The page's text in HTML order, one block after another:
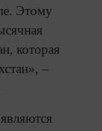
Этому
которая
–